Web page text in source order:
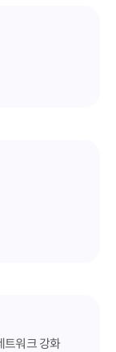
트워크 강화